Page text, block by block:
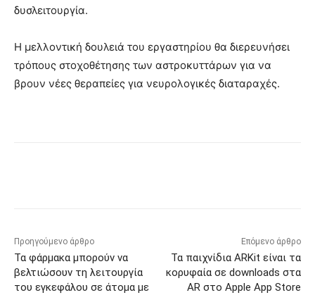
δυσλειτουργία.
Η μελλοντική δουλειά του εργαστηρίου θα διερευνήσει
τρόπους στοχοθέτησης των αστροκυττάρων για να
βρουν νέες θεραπείες για νευρολογικές διαταραχές.
Προηγούμενο άρθρο
Τα φάρμακα μπορούν να
βελτιώσουν τη λειτουργία
του εγκεφάλου σε άτομα με
Επόμενο άρθρο
Τα παιχνίδια ARKit είναι τα
κορυφαία σε downloads στα
AR στο Apple App Store